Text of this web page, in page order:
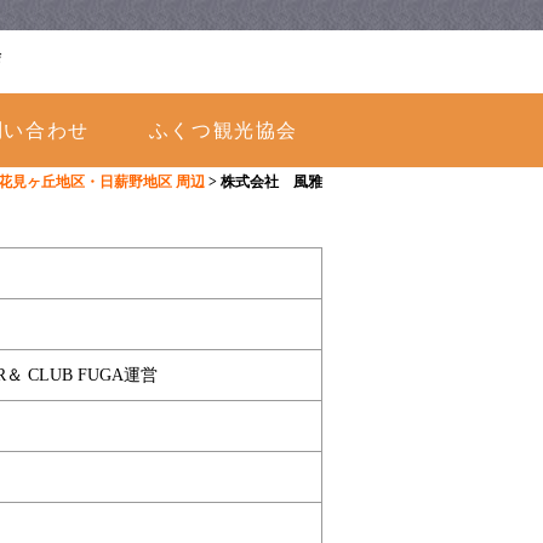
い合わせ ふくつ観光協会
見ヶ丘地区・日薪野地区 周辺 > 株式会社 風雅
CLUB FUGA運営